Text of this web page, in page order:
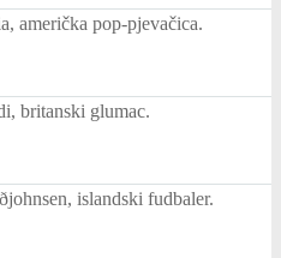
američka pop-pjevačica.
britanski glumac.
islandski fudbaler.